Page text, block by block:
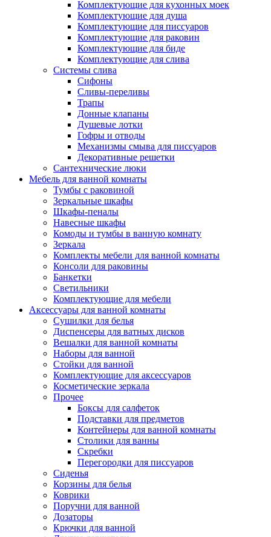
Комплектующие для кухонных моек
Комплектующие для душа
Комплектующие для писсуаров
Комплектующие для раковин
Комплектующие для биде
Комплектующие для слива
Системы слива
Сифоны
Сливы-переливы
Трапы
Донные клапаны
Душевые лотки
Гофры и отводы
Механизмы смыва для писсуаров
Декоративные решетки
Сантехнические люки
Мебель для ванной комнаты
Тумбы с раковиной
Зеркальные шкафы
Шкафы-пеналы
Навесные шкафы
Комоды и тумбы в ванную комнату
Зеркала
Комплекты мебели для ванной комнаты
Консоли для раковины
Банкетки
Светильники
Комплектующие для мебели
Аксессуары для ванной комнаты
Сушилки для белья
Диспенсеры для ватных дисков
Вешалки для ванной комнаты
Наборы для ванной
Стойки для ванной
Комплектующие для аксессуаров
Косметические зеркала
Прочее
Боксы для салфеток
Подставки для предметов
Контейнеры для ванной комнаты
Столики для ванны
Скребки
Перегородки для писсуаров
Сиденья
Корзины для белья
Коврики
Поручни для ванной
Дозаторы
Крючки для ванной